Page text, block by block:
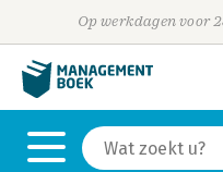
Op werkdagen voor